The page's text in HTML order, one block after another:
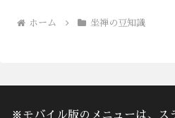
ホーム 坐禅の豆知識
※モバイル版のメニューは、ス